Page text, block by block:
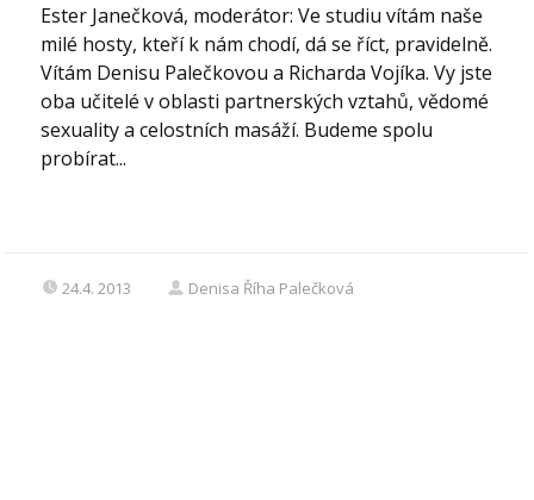
Ester Janečková, moderátor: Ve studiu vítám naše
milé hosty, kteří k nám chodí, dá se říct, pravidelně.
Vítám Denisu Palečkovou a Richarda Vojíka. Vy jste
oba učitelé v oblasti partnerských vztahů, vědomé
sexuality a celostních masáží. Budeme spolu
probírat...
24.4. 2013 Denisa Říha Palečková